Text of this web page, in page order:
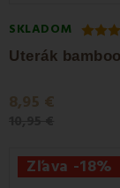
SKLADOM
8,95 €
Zľava -18%